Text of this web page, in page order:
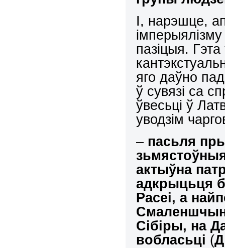
І, нарэшце,
пазіцыя. Гэта
яго даўно
ў сувязі са
ўвесьці ў
уводзім
– пасьля
актыўна
адкрыцьця
Расеі, а
Сібіры, на
вобласьці (